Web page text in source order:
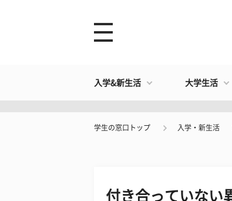
入学&新生活 大学生活
学生の窓口トップ 入学・新生活
付き合っていない